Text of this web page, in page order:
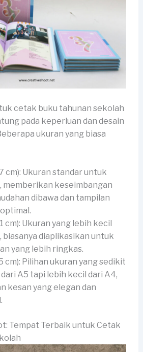
cetak buku tahunan sekolah
pada keperluan dan desain
ukuran yang biasa
cm): Ukuran standar untuk
memberikan keseimbangan
dibawa dan tampilan
cm): Ukuran yang lebih kecil
biasanya diaplikasikan untuk
yang lebih ringkas.
cm): Pilihan ukuran yang sedikit
A5 tapi lebih kecil dari A4,
kesan yang elegan dan
Tempat Terbaik untuk Cetak